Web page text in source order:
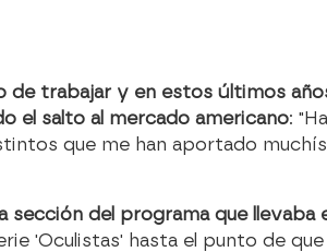
de trabajar y en estos últimos
el salto al mercado americano:
que me han aportado
sección del programa que
'Oculistas' hasta el punto de